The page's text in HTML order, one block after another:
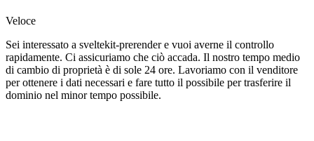
Veloce
Sei interessato a sveltekit-prerender e vuoi averne il controllo
rapidamente. Ci assicuriamo che ciò accada. Il nostro tempo medio
di cambio di proprietà è di sole 24 ore. Lavoriamo con il venditore
per ottenere i dati necessari e fare tutto il possibile per trasferire il
dominio nel minor tempo possibile.